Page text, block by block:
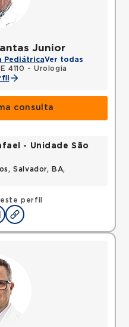
Junior
PediátricaVer todas
4110 - Urologia
consulta
perfil
- Unidade São
Salvador, BA,